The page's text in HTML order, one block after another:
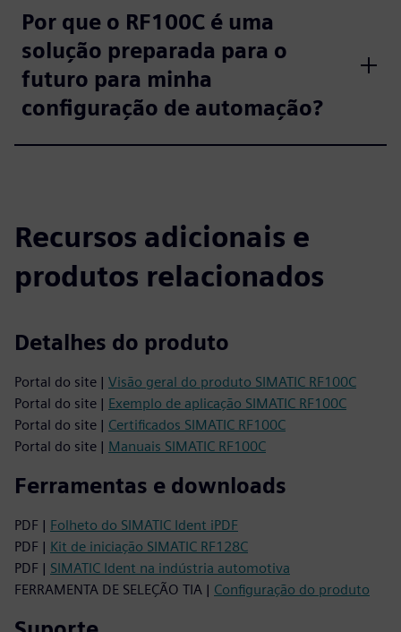
Por que o RF100C é uma
solução preparada para o
futuro para minha
configuração de automação?
Recursos adicionais e
produtos relacionados
Detalhes do produto
Portal do site | Visão geral do produto SIMATIC RF100C
Portal do site | Exemplo de aplicação SIMATIC RF100C
Portal do site | Certificados SIMATIC RF100C
Portal do site | Manuais SIMATIC RF100C
Ferramentas e downloads
PDF | Folheto do SIMATIC Ident iPDF
PDF | Kit de iniciação SIMATIC RF128C
PDF | SIMATIC Ident na indústria automotiva
FERRAMENTA DE SELEÇÃO TIA | Configuração do produto